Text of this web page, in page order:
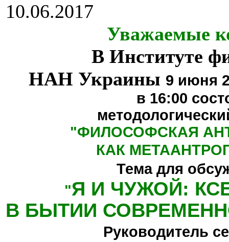
10.06.2017
Уважаемые
В Институте
НАН Украины 9 июня
в 16:00
"ФИЛОСОФСКАЯ
КАК
Тема для
"Я И ЧУЖОЙ:
В БЫТИИ
Руководитель